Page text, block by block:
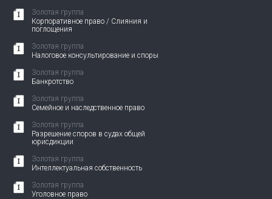
Золотая группа
Корпоративное право / Слияния и
поглощения
Золотая группа
Налоговое консультирование и споры
Золотая группа
Банкротство
Золотая группа
Семейное и наследственное право
Золотая группа
Разрешение споров в судах общей
юрисдикции
Золотая группа
Интеллектуальная собственность
Золотая группа
Уголовное право